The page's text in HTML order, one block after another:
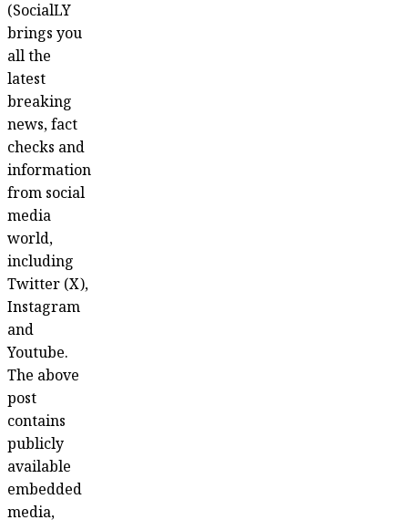
(SocialLY
brings you
all the
latest
breaking
news, fact
checks and
information
from social
media
world,
including
Twitter (X),
Instagram
and
Youtube.
The above
post
contains
publicly
available
embedded
media,